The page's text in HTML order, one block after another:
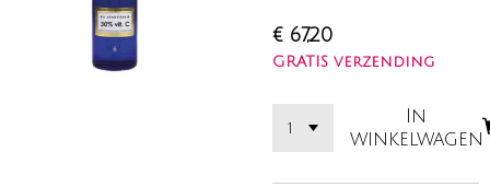
€ 67,20
GRATIS verzending
In
winkelwagen